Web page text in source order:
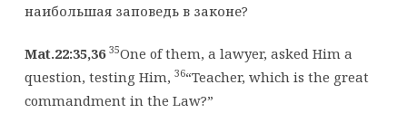
наибольшая заповедь в законе?
Mat.22:35,36 35One of them, a lawyer, asked Him a
question, testing Him, 36“Teacher, which is the great
commandment in the Law?”